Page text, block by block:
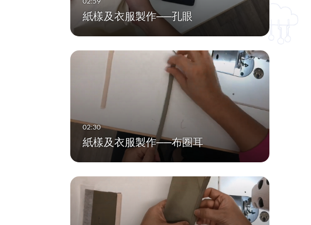
紙樣及衣服製作──孔眼
紙樣及衣服製作──布圈耳